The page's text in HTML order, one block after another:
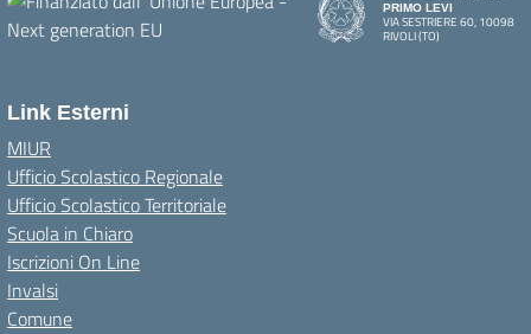
PRIMO LEVI
VIA SESTRIERE 60, 10098
RIVOLI (TO)
Link Esterni
MIUR
Ufficio Scolastico Regionale
Ufficio Scolastico Territoriale
Scuola in Chiaro
Iscrizioni On Line
Invalsi
Comune